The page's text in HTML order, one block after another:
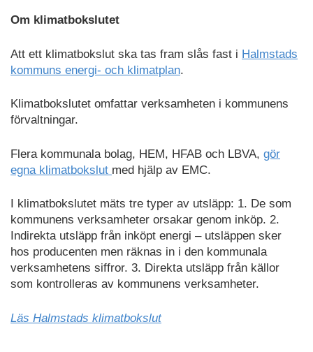
Om klimatbokslutet
Att ett klimatbokslut ska tas fram slås fast i Halmstads
kommuns energi- och klimatplan.
Klimatbokslutet omfattar verksamheten i kommunens
förvaltningar.
Flera kommunala bolag, HEM, HFAB och LBVA, gör
egna klimatbokslut med hjälp av EMC.
I klimatbokslutet mäts tre typer av utsläpp: 1. De som
kommunens verksamheter orsakar genom inköp. 2.
Indirekta utsläpp från inköpt energi – utsläppen sker
hos producenten men räknas in i den kommunala
verksamhetens siffror. 3. Direkta utsläpp från källor
som kontrolleras av kommunens verksamheter.
Läs Halmstads klimatbokslut